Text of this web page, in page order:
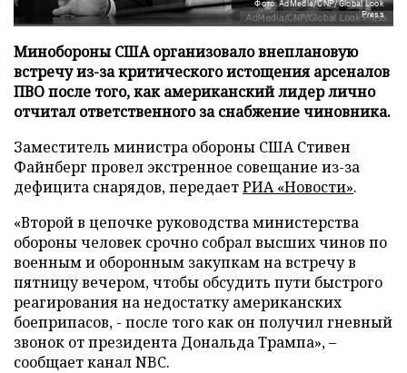
Фото: AdMedia/CNP/Global Look
Press
Минобороны США организовало внеплановую
встречу из-за критического истощения арсеналов
ПВО после того, как американский лидер лично
отчитал ответственного за снабжение чиновника.
Заместитель министра обороны США Стивен
Файнберг провел экстренное совещание из-за
дефицита снарядов, передаетРИА «Новости».
«Второй в цепочке руководства министерства
обороны человек срочно собрал высших чинов по
военным и оборонным закупкам на встречу в
пятницу вечером, чтобы обсудить пути быстрого
реагирования на недостатку американских
боеприпасов, - после того как он получил гневный
звонок от президента Дональда Трампа», –
сообщает канал NBC.